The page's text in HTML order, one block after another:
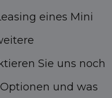
eines Mini
Sie uns noch
und was